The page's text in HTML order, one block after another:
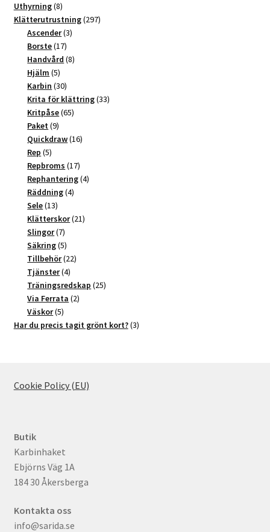
a
t
i
v
e
produkter
Uthyrning 88
produkter
Klätterutrustning 297297
Ascender 33
Borste 1717
produkter
Handvård 88
Hjälm 55
produkter
Karbin 3030
produkter
Krita för klättring 3333
Kritpåse 6565
Paket 99
produkter
Quickdraw 1616
Rep 55
produkter
Repbroms 1717
produkter
Rephantering 44
Räddning 44
Sele 1313
produkter
Klätterskor 2121
Slingor 77
produkter
Säkring 55
produkter
Tillbehör 2222
Tjänster 44
produkter
Träningsredskap 2525
Via Ferrata 22
Väskor 55
produkter
Har du precis tagit grönt kort? 33
Cookie Policy (EU)
Butik
Karbinhaket
Ebjörns Väg 1A
184 30 Åkersberga
Kontakta oss
info@sarida.se